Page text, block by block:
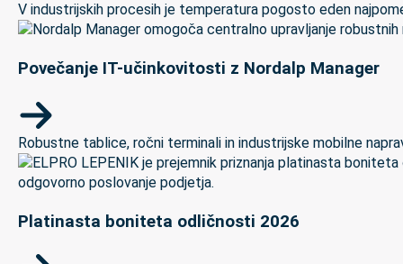
V industrijskih procesih je temperatura pogosto eden
Povečanje IT-učinkovitosti z Nordalp Manager
Robustne tablice, ročni terminali in industrijske mobilne
Platinasta boniteta odličnosti 2026